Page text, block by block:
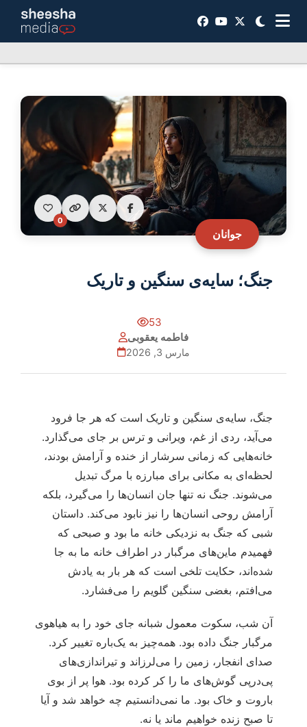
جوانان
0
جنگ؛ سایه‌ی سنگین و تاریک
53
فاطمه یعقوبی
مارس 3, 2026
جنگ، سایه‌ی سنگین و تاریک است که هر جا فرود
می‌آید، ردی از غم، ویرانی و ترس بر جای می‌گذارد.
خانه‌هایی که زمانی سرشار از خنده و آرامش بودند،
لحظه‌ای به مکانی برای مبارزه با مرگ تبدیل
می‌شوند. جنگ نه تنها جان انسان‌ها را می‌گیرد، بلکه
آرامش روحی انسان‌ها را نیز نابود می‌کند. داستان
شبی که جنگ به نزدیکی خانه ما بود و صبحی که
فهمیدم ماین‌های مرگبار در اطراف خانه ما به جا
شده‌اند، حکایت تلخی است که هر بار به یادش
می‌افتم، بغضی سنگین گلویم را می‌فشارد.
آن شب، سکوت معمول شبانه جای خود را به هیاهوی
مرگبار جنگ داده بود. همه‌چیز به یک‌باره تغییر کرد.
صدای انفجار، زمین را می‌لرزاند و تیراندازی‌های
پی‌درپی گوش‌های ما را کر کرده بود. هوا پر از بوی
باروت و خاک بود. ما نمی‌دانستیم چه خواهد شد و آیا
تا صبح زنده خواهیم ماند یا نه.